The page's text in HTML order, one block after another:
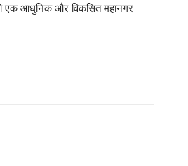
एक आधुनिक और विकसित महानगर